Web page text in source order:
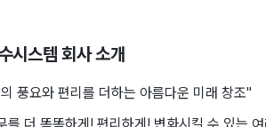
시스템 회사 소개
풍요와 편리를 더하는 아름다운 미래 창조"